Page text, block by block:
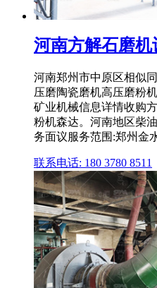
河南方解石磨机
河南郑州市中原区相似
压磨陶瓷磨机高压磨粉
矿业机械信息详情收购
粉机森达。河南地区柴
务面议服务范围:郑州金
联系电话: 180 3780 8511